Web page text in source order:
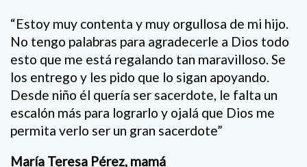
“Estoy muy contenta y muy orgullosa de mi hijo.
No tengo palabras para agradecerle a Dios todo
esto que me está regalando tan maravilloso. Se
los entrego y les pido que lo sigan apoyando.
Desde niño él quería ser sacerdote, le falta un
escalón más para lograrlo y ojalá que Dios me
permita verlo ser un gran sacerdote”
María Teresa Pérez, mamá